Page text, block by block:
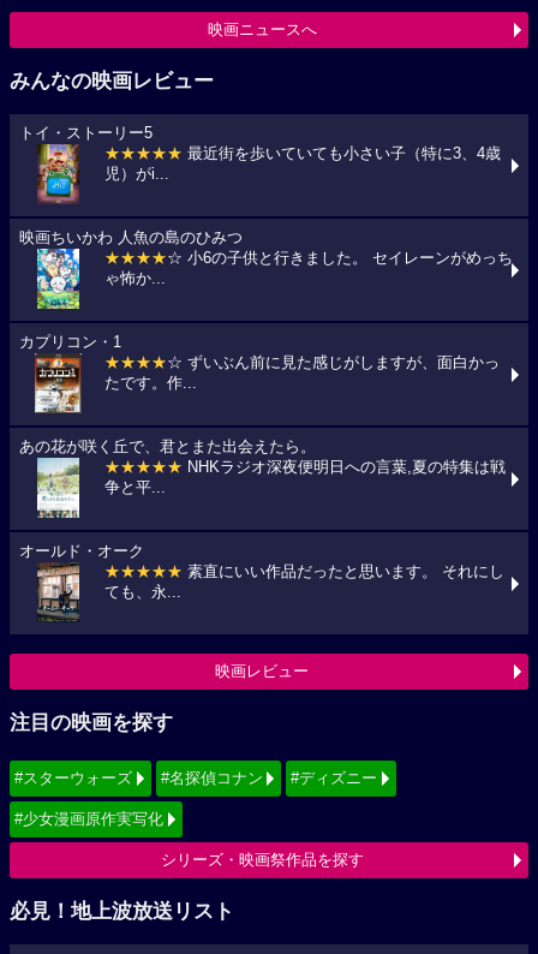
映画ニュースへ
みんなの映画レビュー
トイ・ストーリー5
★★★★★ 最近街を歩いていても小さい子（特に3、4歳
児）がi...
映画ちいかわ 人魚の島のひみつ
★★★★☆ 小6の子供と行きました。 セイレーンがめっち
ゃ怖か...
カプリコン・1
★★★★☆ ずいぶん前に見た感じがしますが、面白かっ
たです。作...
あの花が咲く丘で、君とまた出会えたら。
★★★★★ NHKラジオ深夜便明日への言葉,夏の特集は戦
争と平...
オールド・オーク
★★★★★ 素直にいい作品だったと思います。 それにし
ても、永...
映画レビュー
注目の映画を探す
#スターウォーズ #名探偵コナン #ディズニー
#少女漫画原作実写化
シリーズ・映画祭作品を探す
必見！地上波放送リスト